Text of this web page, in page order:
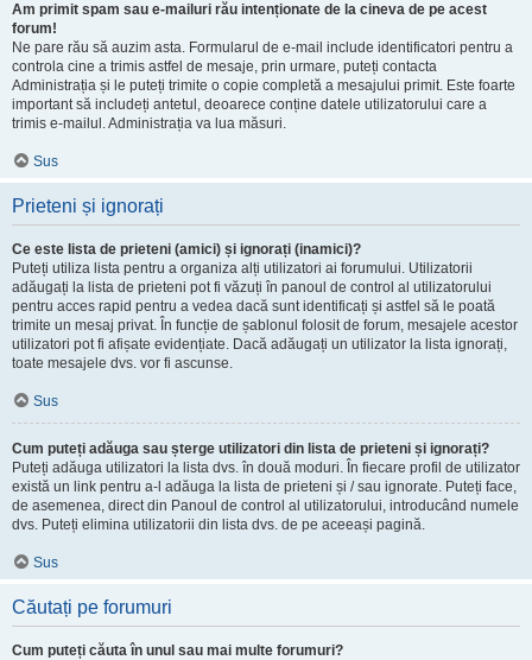
Am primit spam sau e-mailuri rău intenționate de la cineva de pe acest
forum!
Ne pare rău să auzim asta. Formularul de e-mail include identificatori pentru a
controla cine a trimis astfel de mesaje, prin urmare, puteți contacta
Administrația și le puteți trimite o copie completă a mesajului primit. Este foarte
important să includeți antetul, deoarece conține datele utilizatorului care a
trimis e-mailul. Administrația va lua măsuri.
Sus
Prieteni și ignorați
Ce este lista de prieteni (amici) și ignorați (inamici)?
Puteți utiliza lista pentru a organiza alți utilizatori ai forumului. Utilizatorii
adăugați la lista de prieteni pot fi văzuți în panoul de control al utilizatorului
pentru acces rapid pentru a vedea dacă sunt identificați și astfel să le poată
trimite un mesaj privat. În funcție de șablonul folosit de forum, mesajele acestor
utilizatori pot fi afișate evidențiate. Dacă adăugați un utilizator la lista ignorați,
toate mesajele dvs. vor fi ascunse.
Sus
Cum puteți adăuga sau șterge utilizatori din lista de prieteni și ignorați?
Puteți adăuga utilizatori la lista dvs. în două moduri. În fiecare profil de utilizator
există un link pentru a-l adăuga la lista de prieteni și / sau ignorate. Puteți face,
de asemenea, direct din Panoul de control al utilizatorului, introducând numele
dvs. Puteți elimina utilizatorii din lista dvs. de pe aceeași pagină.
Sus
Căutați pe forumuri
Cum puteți căuta în unul sau mai multe forumuri?